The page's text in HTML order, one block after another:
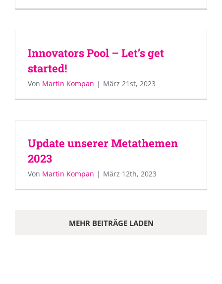
Innovators Pool – Let’s get
started!
Von Martin Kompan | März 21st, 2023
Update unserer Metathemen
2023
Von Martin Kompan | März 12th, 2023
MEHR BEITRÄGE LADEN